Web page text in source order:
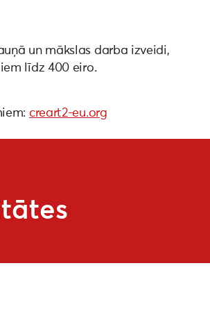
un mākslas darba izveidi,
līdz 400 eiro.
creart2-eu.org